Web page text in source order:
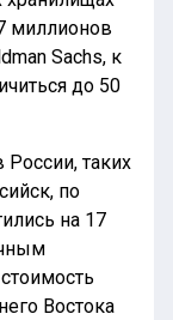
миллионов
Sachs, к
до 50
России, таких
по
на 17
Востока